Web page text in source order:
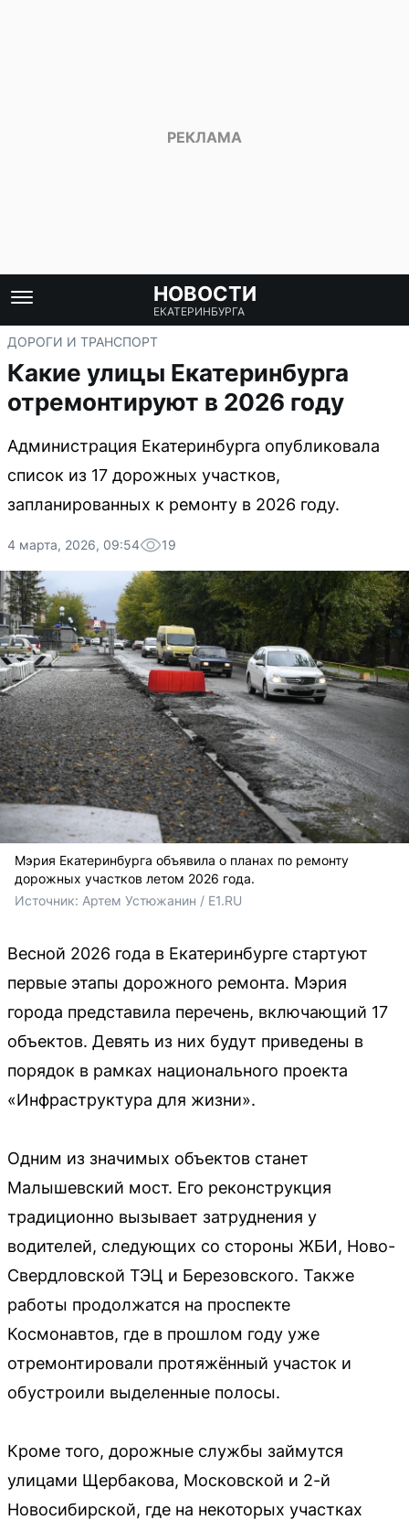
НОВОСТИ
ЕКАТЕРИНБУРГА
ДОРОГИ И ТРАНСПОРТ
Какие улицы Екатеринбурга
отремонтируют в 2026 году
Администрация Екатеринбурга опубликовала
список из 17 дорожных участков,
запланированных к ремонту в 2026 году.
4 марта, 2026, 09:54 19
Мэрия Екатеринбурга объявила о планах по ремонту
дорожных участков летом 2026 года.
Источник: Артем Устюжанин / E1.RU
Весной 2026 года в Екатеринбурге стартуют
первые этапы дорожного ремонта. Мэрия
города представила перечень, включающий 17
объектов. Девять из них будут приведены в
порядок в рамках национального проекта
«Инфраструктура для жизни».
Одним из значимых объектов станет
Малышевский мост. Его реконструкция
традиционно вызывает затруднения у
водителей, следующих со стороны ЖБИ, Ново-
Свердловской ТЭЦ и Березовского. Также
работы продолжатся на проспекте
Космонавтов, где в прошлом году уже
отремонтировали протяжённый участок и
обустроили выделенные полосы.
Кроме того, дорожные службы займутся
улицами Щербакова, Московской и 2-й
Новосибирской, где на некоторых участках